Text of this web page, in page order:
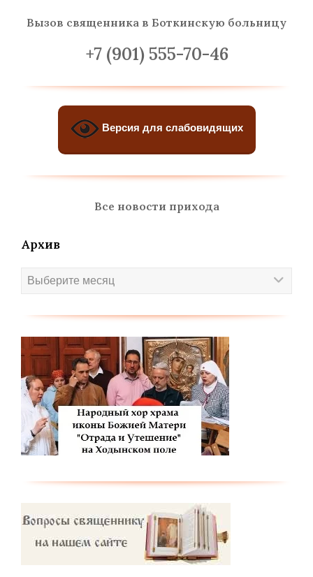
Вызов священника в Боткинскую больницу
+7 (901) 555-70-46
Версия для слабовидящих
Все новости прихода
Архив
Архив